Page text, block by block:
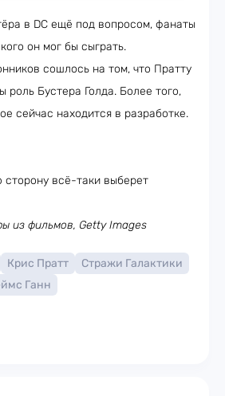
в DC ещё под вопросом, фанаты
он мог бы сыграть.
сошлось на том, что Пратту
роль Бустера Голда. Более того,
сейчас находится в разработке.
сторону всё-таки выберет
из фильмов, Getty Images
Крис Пратт
Стражи Галактики
Ганн